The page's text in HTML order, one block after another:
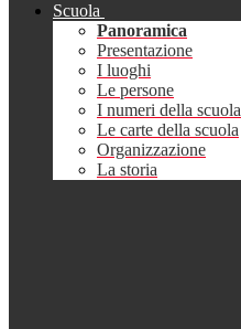
Scuola
Panoramica
Presentazione
I luoghi
Le persone
I numeri della scuola
Le carte della scuola
Organizzazione
La storia